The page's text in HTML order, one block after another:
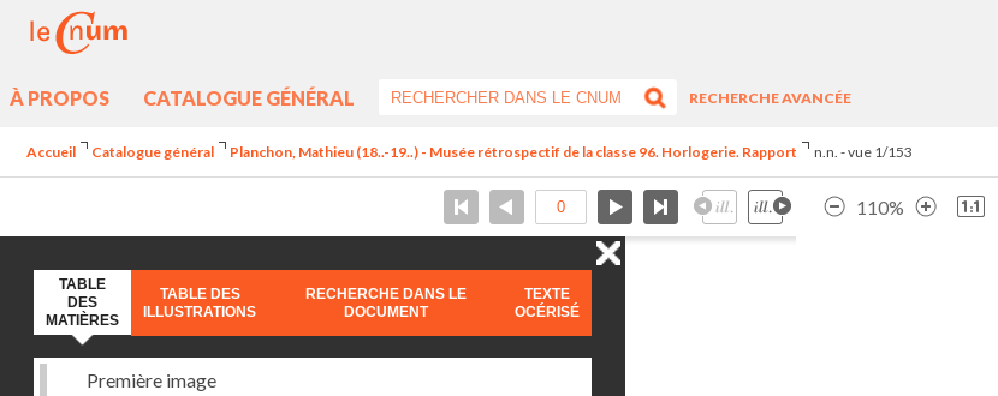
À PROPOS CATALOGUE GÉNÉRAL
RECHERCHE AVANCÉE
Accueil Catalogue général Planchon, Mathieu (18..-19..) - Musée rétrospectif de la classe 96. Horlogerie. Rapport n.n. - vue 1/153
110%
TABLE
DES
MATIÈRES
TABLE DES
ILLUSTRATIONS
RECHERCHE DANS LE
DOCUMENT
TEXTE
OCÉRISÉ
Première image